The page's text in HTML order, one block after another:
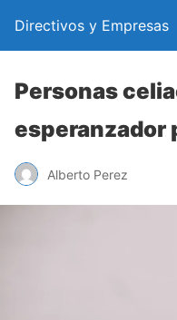
Directivos y Empresas
Personas
esperanzador
Alberto Perez